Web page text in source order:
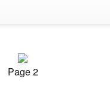
Page 2